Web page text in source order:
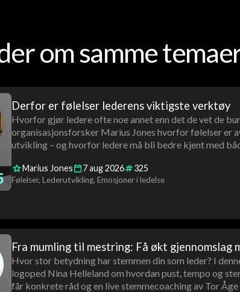
om samme
Derfor er følelser lederens viktigste verktøy
Hvorfor gjør ledere ofte noe annet enn det de vet de
organisasjonsforsker Marius Jones hvorfor følelser er
utvikling – og hvorfor ledere må bli bedre kjent med
Marius Jones 7aug2026 325
Følelser Lederutvikling Emosjoner i ledelse
Fra mumling til mestring: Få økt gjennomslag
Hvor stor betydning har stemmen din som leder? I
logoped Nina Helleland om hvordan pust, tempo og
får konkrete råd og en live stemmecoaching av Tor Åge